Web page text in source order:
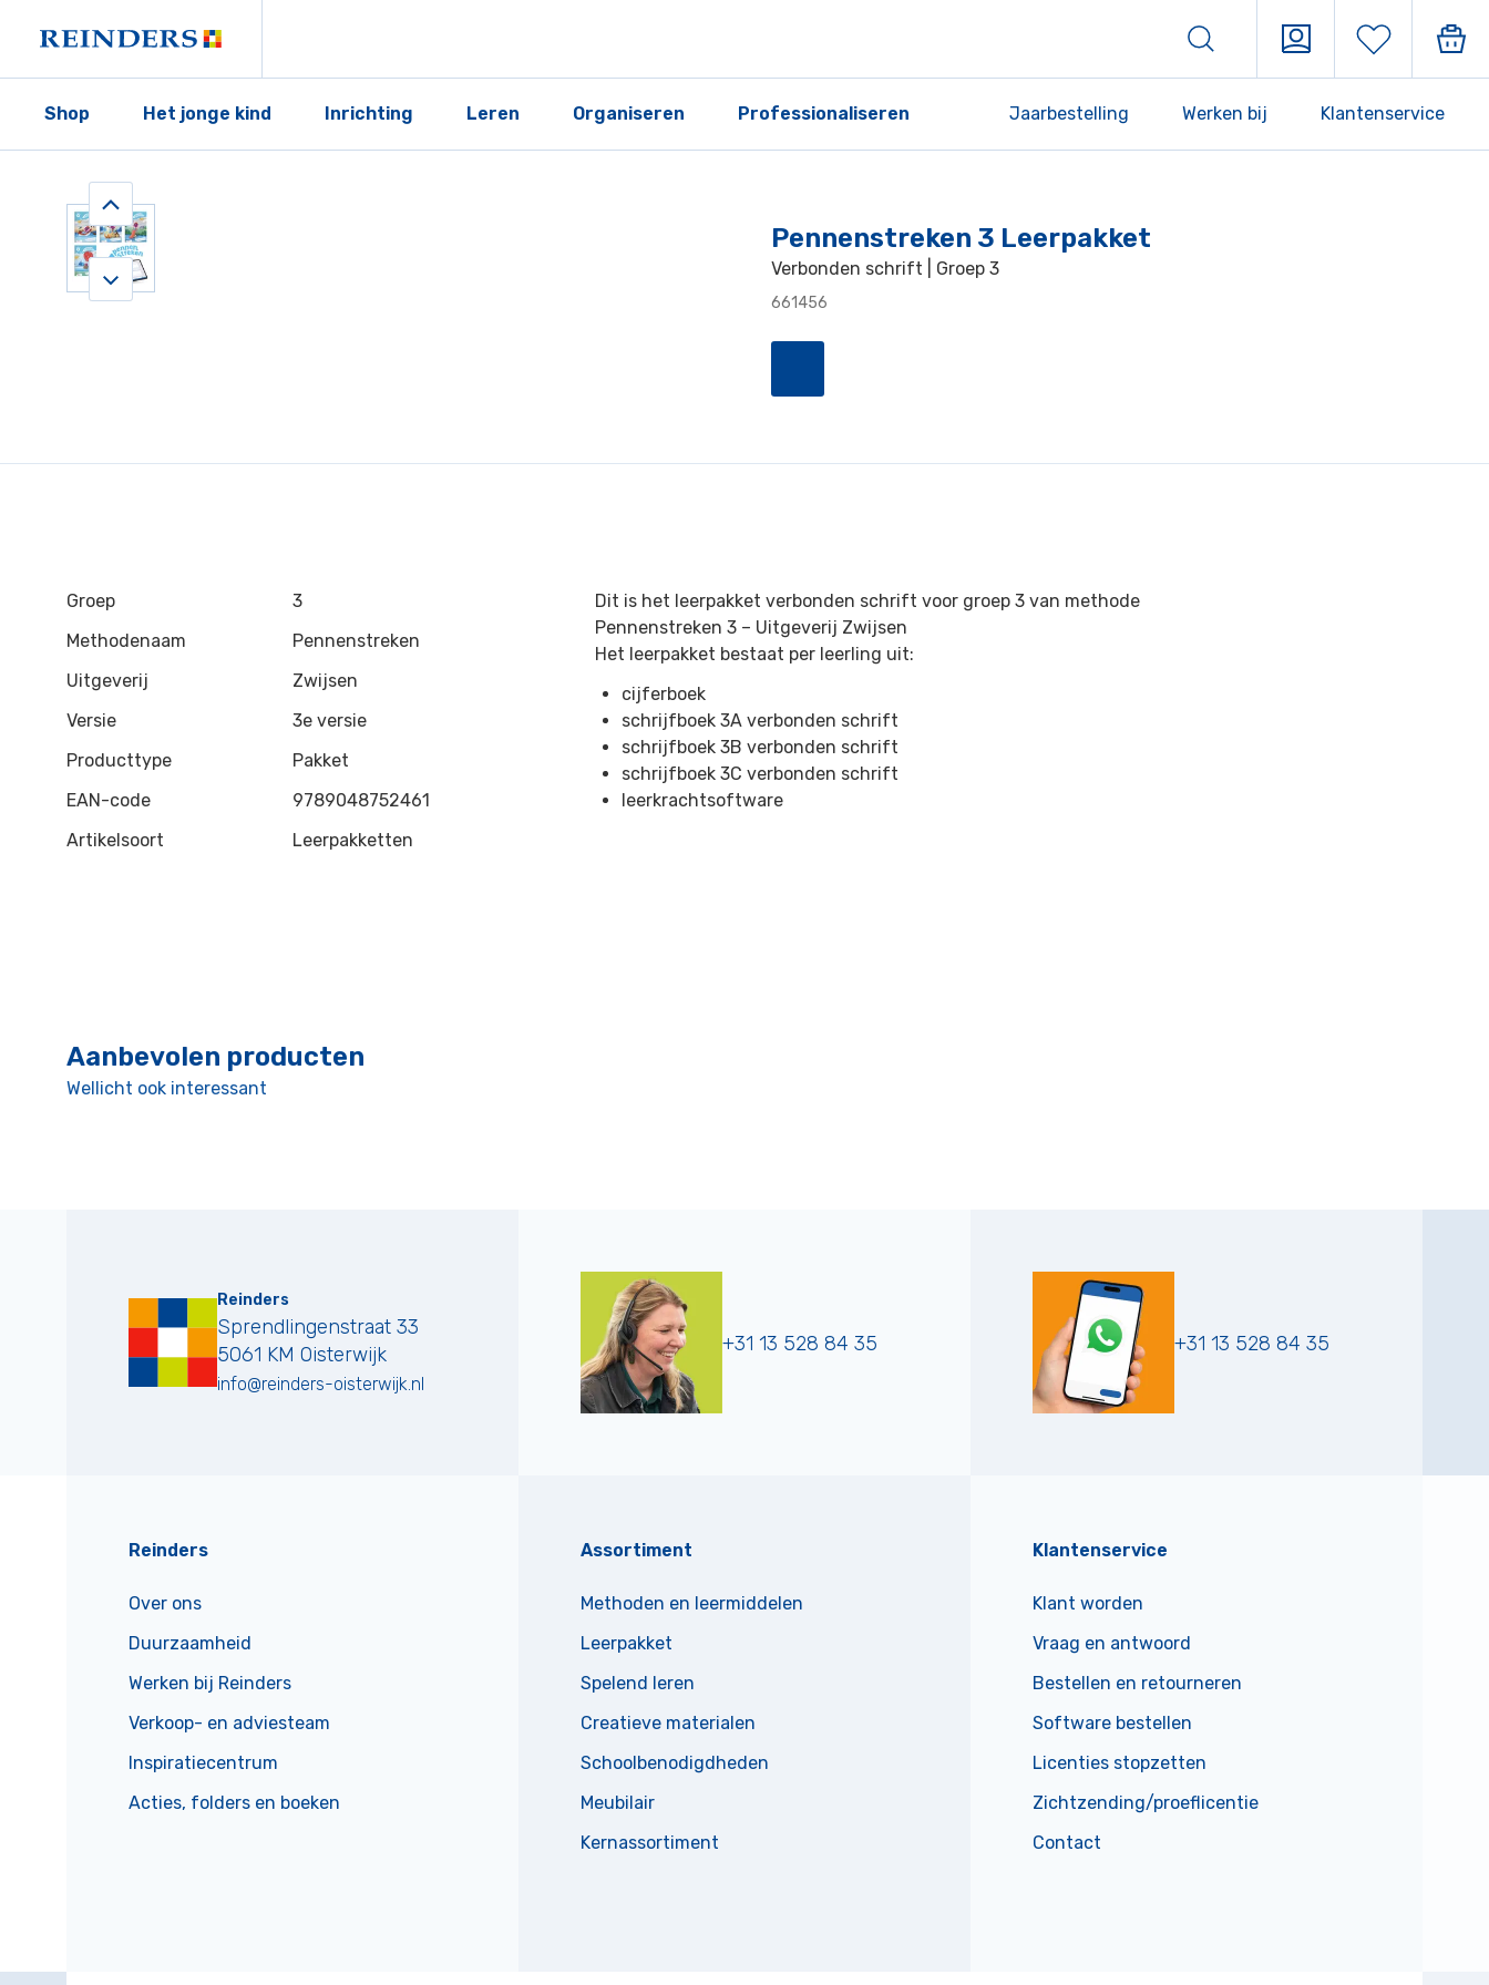
Shop Het jonge kind Inrichting Leren Organiseren Professionaliseren Jaarbestelling Werken bij Klantenservice
Pennenstreken 3 Leerpakket
Verbonden schrift | Groep 3
661456
Groep
3
Methodenaam
Pennenstreken
Uitgeverij
Zwijsen
Versie
3e versie
Producttype
Pakket
EAN-code
9789048752461
Artikelsoort
Leerpakketten
Dit is het leerpakket verbonden schrift voor groep 3 van methode
Pennenstreken 3 – Uitgeverij Zwijsen
Het leerpakket bestaat per leerling uit:
cijferboek
schrijfboek 3A verbonden schrift
schrijfboek 3B verbonden schrift
schrijfboek 3C verbonden schrift
leerkrachtsoftware
Aanbevolen producten
Wellicht ook interessant
Reinders
Sprendlingenstraat 33
5061 KM Oisterwijk
info@reinders-oisterwijk.nl
+31 13 528 84 35 +31 13 528 84 35
Reinders
Over ons
Duurzaamheid
Werken bij Reinders
Verkoop- en adviesteam
Inspiratiecentrum
Acties, folders en boeken
Assortiment
Methoden en leermiddelen
Leerpakket
Spelend leren
Creatieve materialen
Schoolbenodigdheden
Meubilair
Kernassortiment
Klantenservice
Klant worden
Vraag en antwoord
Bestellen en retourneren
Software bestellen
Licenties stopzetten
Zichtzending/proeflicentie
Contact